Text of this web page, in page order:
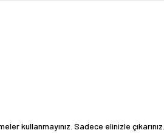
kullanmayınız. Sadece elinizle çıkarınız.